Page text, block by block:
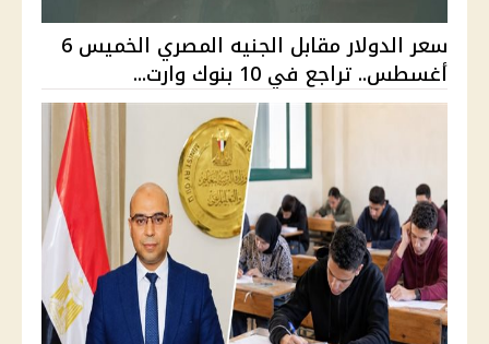
سعر الدولار مقابل الجنيه المصري الخميس 6
أغسطس.. تراجع في 10 بنوك وارت...